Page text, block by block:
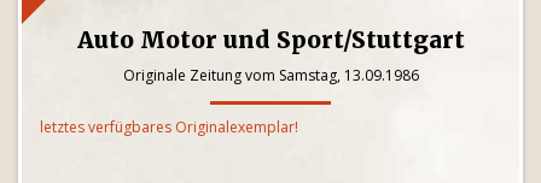
Auto Motor und Sport/Stuttgart
Originale Zeitung vom Samstag, 13.09.1986
letztes verfügbares Originalexemplar!